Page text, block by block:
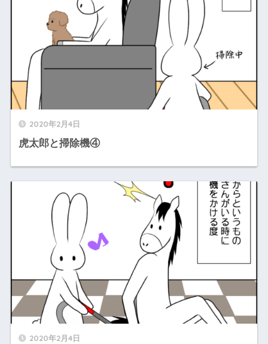
2020年2月4日
虎太郎と掃除機④
2020年2月4日